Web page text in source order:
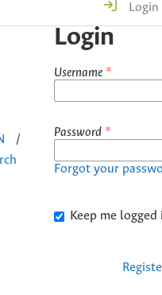
Login
/
Login
Username *
Password *
Forgot your
Keep me logged